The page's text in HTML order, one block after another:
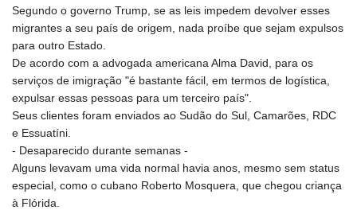
USD 1.152209
UYU 46.490433
VES 869.008663
VND 30205.723678
VUV 137.124788
WST 3.143704
XAG 0.018292
XAU 0.000269
XCD 3.113901
Segundo o governo Trump, se as leis impedem devolver esses
migrantes a seu país de origem, nada proíbe que sejam expulsos
para outro Estado.
De acordo com a advogada americana Alma David, para os
serviços de imigração "é bastante fácil, em termos de logística,
expulsar essas pessoas para um terceiro país".
Seus clientes foram enviados ao Sudão do Sul, Camarões, RDC
e Essuatíni.
- Desaparecido durante semanas -
Alguns levavam uma vida normal havia anos, mesmo sem status
especial, como o cubano Roberto Mosquera, que chegou criança
à Flórida.